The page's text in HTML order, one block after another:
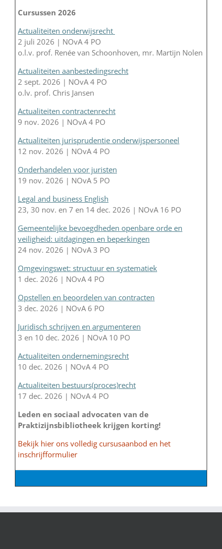
Cursussen 2026
Actualiteiten onderwijsrecht
2 juli 2026 | NOvA 4 PO
o.l.v. prof. Renée van Schoonhoven, mr. Martijn Nolen
Actualiteiten aanbestedingsrecht
2 sept. 2026 | NOvA 4 PO
o.lv. prof. Chris Jansen
Actualiteiten contractenrecht
9 nov. 2026 | NOvA 4 PO
Actualiteiten jurisprudentie onderwijspersoneel
12 nov. 2026 | NOvA 4 PO
Onderhandelen voor juristen
19 nov. 2026 | NOvA 5 PO
Legal and business English
23, 30 nov. en 7 en 14 dec. 2026 | NOvA 16 PO
Gemeentelijke bevoegdheden openbare orde en
veiligheid: uitdagingen en beperkingen
24 nov. 2026 | NOvA 3 PO
Omgevingswet: structuur en systematiek
1 dec. 2026 | NOvA 4 PO
Opstellen en beoordelen van contracten
3 dec. 2026 | NOvA 6 PO
Juridisch schrijven en argumenteren
3 en 10 dec. 2026 | NOvA 10 PO
Actualiteiten ondernemingsrecht
10 dec. 2026 | NOvA 4 PO
Actualiteiten bestuurs(proces)recht
17 dec. 2026 | NOvA 4 PO
Leden en sociaal advocaten van de
Praktizijnsbibliotheek krijgen korting!
Bekijk hier ons volledig cursusaanbod en het
inschrijfformulier